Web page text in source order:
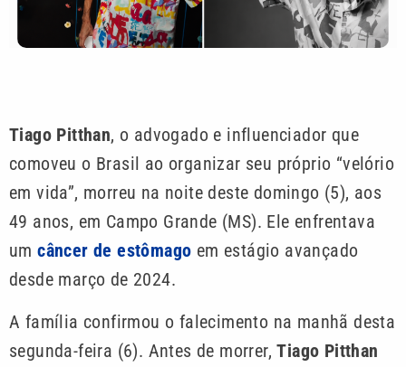
Tiago Pitthan, o advogado e influenciador que
comoveu o Brasil ao organizar seu próprio “velório
em vida”, morreu na noite deste domingo (5), aos
49 anos, em Campo Grande (MS). Ele enfrentava
umcâncer de estômago em estágio avançado
desde março de 2024.
A família confirmou o falecimento na manhã desta
segunda-feira (6). Antes de morrer,Tiago Pitthan